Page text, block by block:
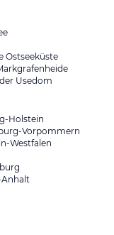
Ostseeküste
Usedom
Holstein
Vorpommern
Westfalen
Anhalt